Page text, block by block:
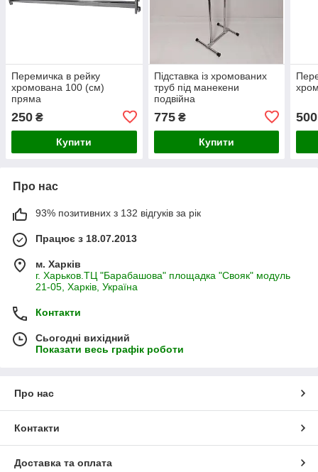
Перемичка в рейку
хромована 100 (см)
пряма
250 ₴
Купити
Підставка із хромованих
труб під манекени
подвійна
775₴
Купити
500
Про нас
93% позитивних з 132 відгуків за рік
Працює з 18.07.2013
м. Харків
г. Харьков.ТЦ "Барабашова" площадка "Свояк" модуль
21-05, Харків, Україна
Контакти
Сьогодні вихідний
Показати весь графік роботи
Про нас
Контакти
Доставка та оплата